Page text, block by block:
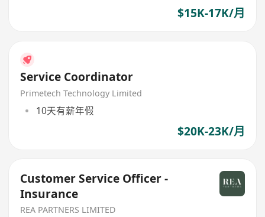
$15K-17K/月
Service Coordinator
Primetech Technology Limited
10天有薪年假
$20K-23K/月
Customer Service Officer -
Insurance
REA PARTNERS LIMITED